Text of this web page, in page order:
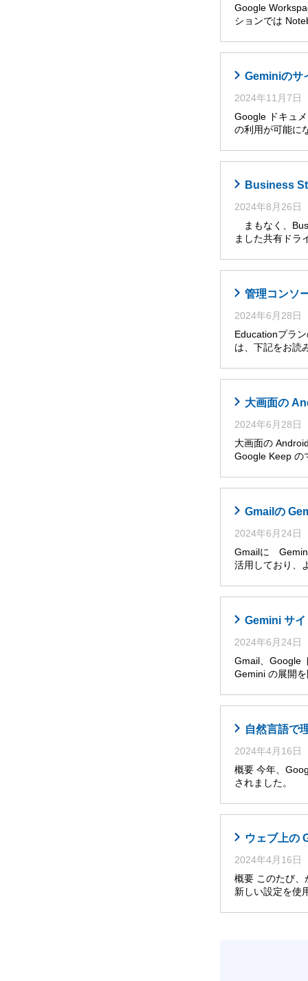
Google
ションでは
Geminiのサ
2024年11月7日
Google ドキュ
の利用が可能に
Business
2024年8月26日
まもなく、
ました共有ドラ
管理コンソ
2024年6月28日
Educationプラ
は、下記をお
大画面の
2024年6月28日
大画面の
Google Keep の
Gmailの
2024年6月24日
Gmailに Gemini
活用しており、
Gemini サ
2024年6月24日
Gmail、Google
Gemini の展開
自然言語で
2024年4月16日
概要 今年、
されました。
ウェブ上の
2024年4月16日
概要 このたび、
新しい設定を使